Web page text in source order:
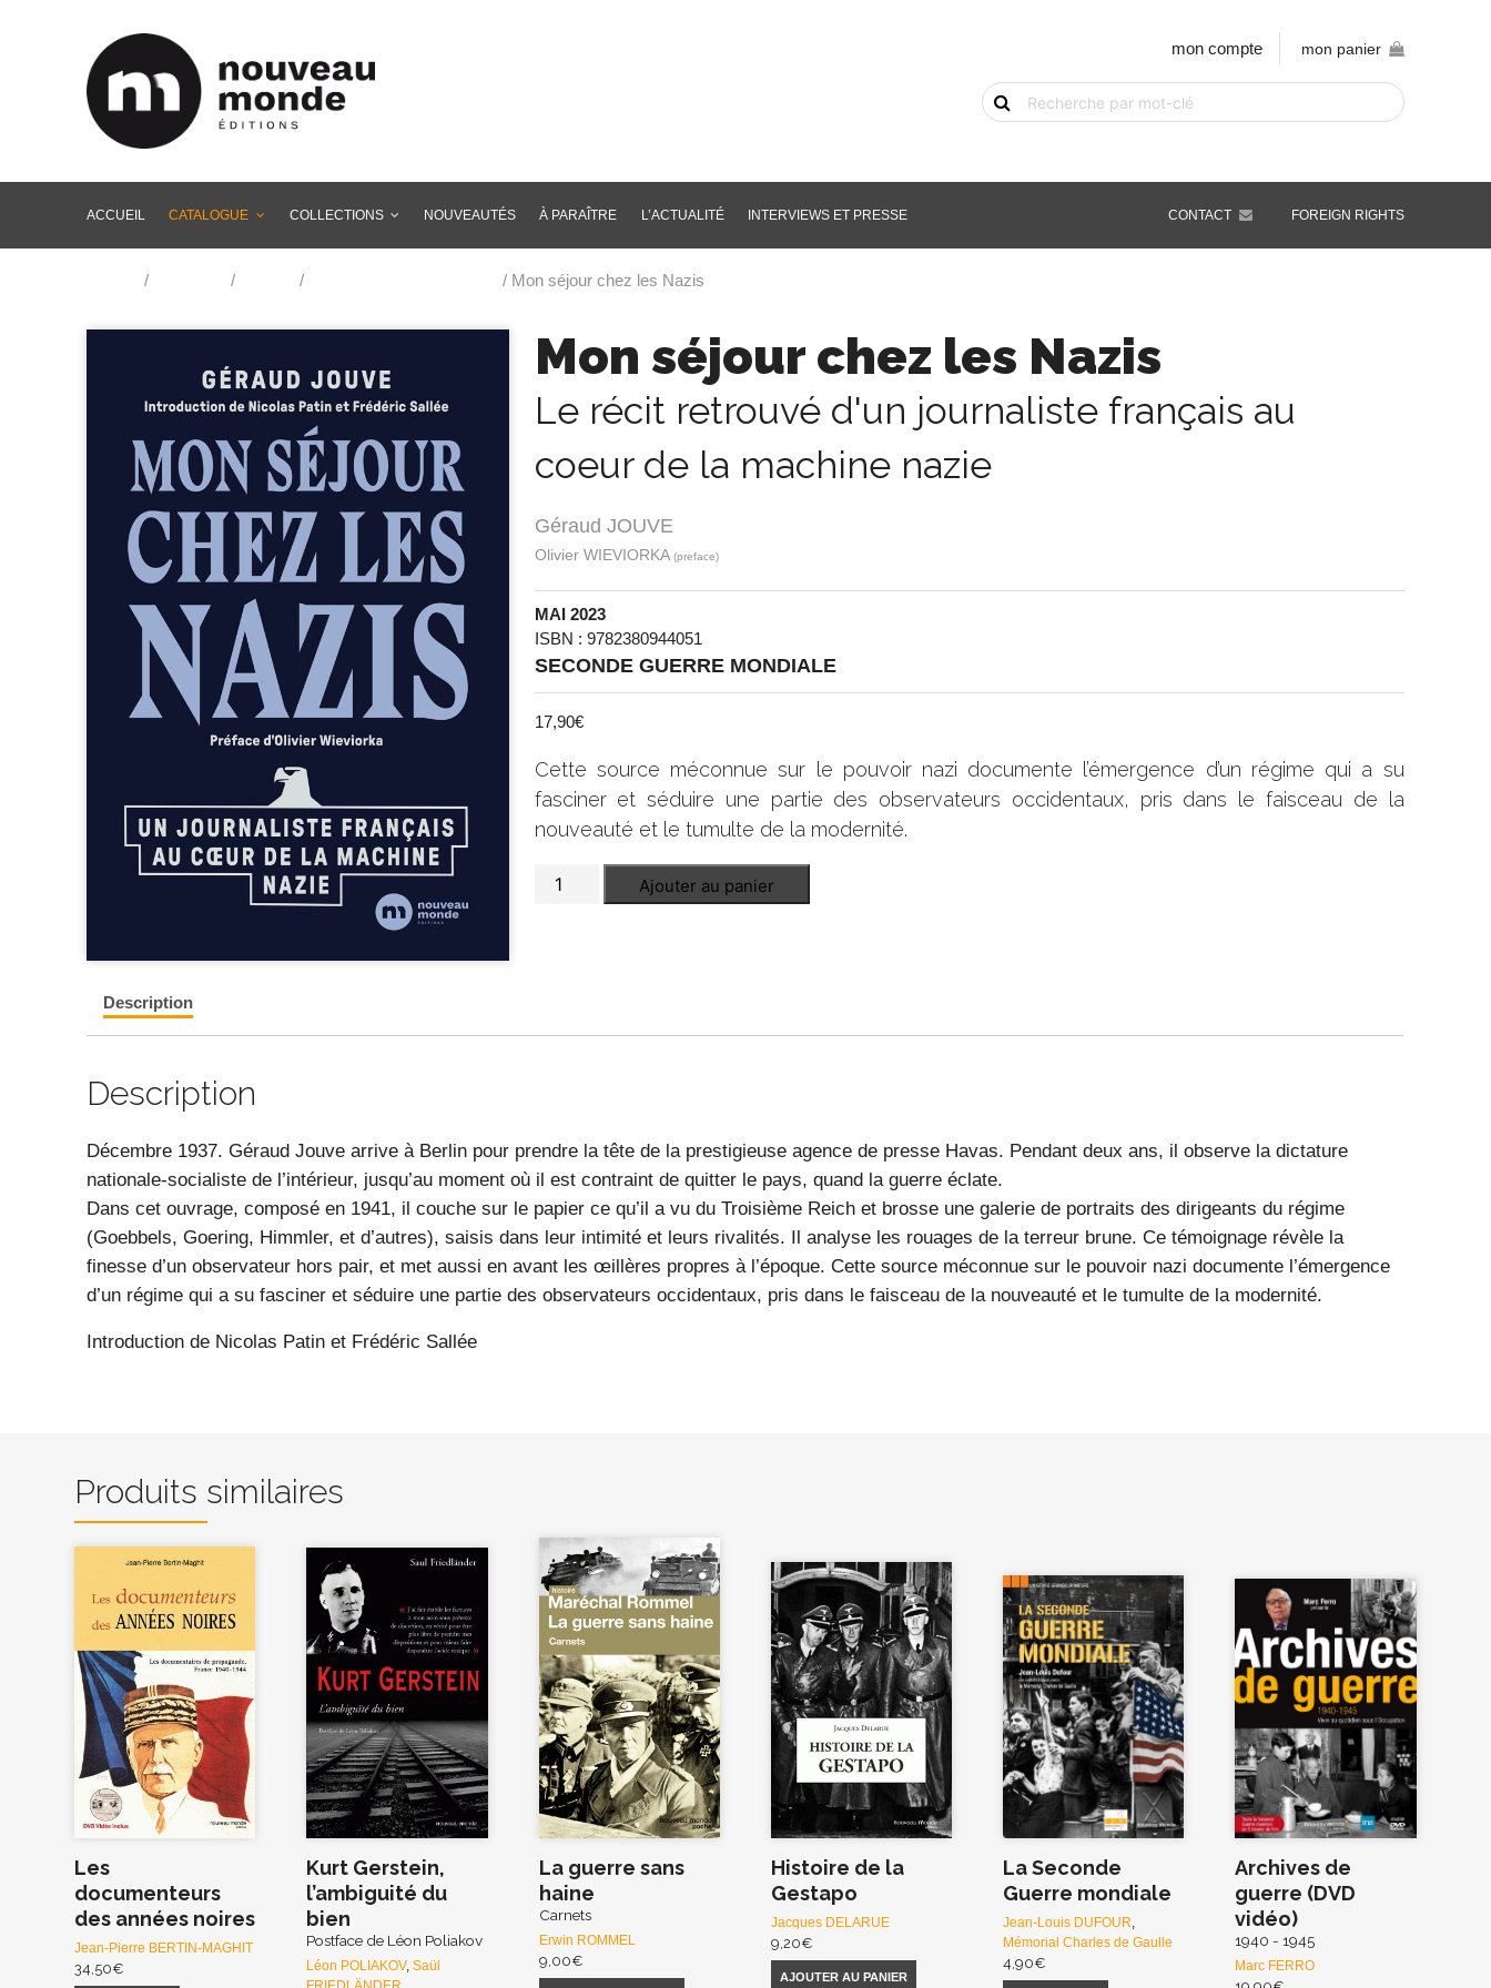
mon compte mon panier
Recherche
de
ACCUEIL
CATALOGUE COLLECTIONS NOUVEAUTÉS À PARAÎTRE L’ACTUALITÉ INTERVIEWS ET PRESSE FOREIGN RIGHTS
CONTACT
/ / / / Mon séjour chez les Nazis
Mon séjour chez les Nazis
Le récit retrouvé d'un journaliste français au
coeur de la machine nazie
Géraud JOUVE
Olivier WIEVIORKA (preface)
MAI 2023
ISBN : 9782380944051
SECONDE GUERRE MONDIALE
17,90€
Cette source méconnue sur le pouvoir nazi documente l’émergence d’un régime qui a su
fasciner et séduire une partie des observateurs occidentaux, pris dans le faisceau de la
nouveauté et le tumulte de la modernité.
Ajouter au panier
Description
Description
Décembre 1937. Géraud Jouve arrive à Berlin pour prendre la tête de la prestigieuse agence de presse Havas. Pendant deux ans, il observe la dictature
nationale-socialiste de l’intérieur, jusqu’au moment où il est contraint de quitter le pays, quand la guerre éclate.
Dans cet ouvrage, composé en 1941, il couche sur le papier ce qu’il a vu du Troisième Reich et brosse une galerie de portraits des dirigeants du régime
(Goebbels, Goering, Himmler, et d’autres), saisis dans leur intimité et leurs rivalités. Il analyse les rouages de la terreur brune. Ce témoignage révèle la
finesse d’un observateur hors pair, et met aussi en avant les œillères propres à l’époque. Cette source méconnue sur le pouvoir nazi documente l’émergence
d’un régime qui a su fasciner et séduire une partie des observateurs occidentaux, pris dans le faisceau de la nouveauté et le tumulte de la modernité.
Introduction de Nicolas Patin et Frédéric Sallée
Produits similaires
Les
documenteurs
des années noires
Jean-Pierre BERTIN-MAGHIT
34,50€
Kurt Gerstein,
l’ambiguité du
bien
Postface de Léon Poliakov
Léon POLIAKOV,Saül
La guerre sans
haine
Carnets
Erwin ROMMEL
9,00€
Histoire de la
Gestapo
Jacques DELARUE
9,20€
AJOUTER AU PANIER
La Seconde
Guerre mondiale
Jean-Louis DUFOUR
Mémorial Charles de Gaulle
4,90€
Archives de
guerre (DVD
vidéo)
1940 - 1945
Marc FERRO